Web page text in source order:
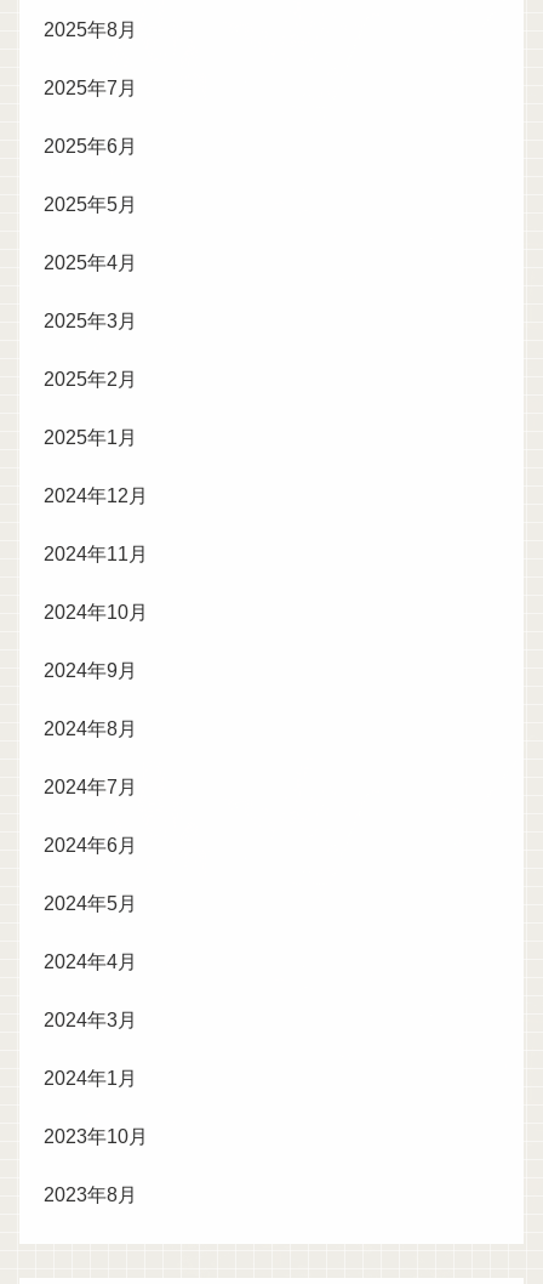
2025年8月
2025年7月
2025年6月
2025年5月
2025年4月
2025年3月
2025年2月
2025年1月
2024年12月
2024年11月
2024年10月
2024年9月
2024年8月
2024年7月
2024年6月
2024年5月
2024年4月
2024年3月
2024年1月
2023年10月
2023年8月